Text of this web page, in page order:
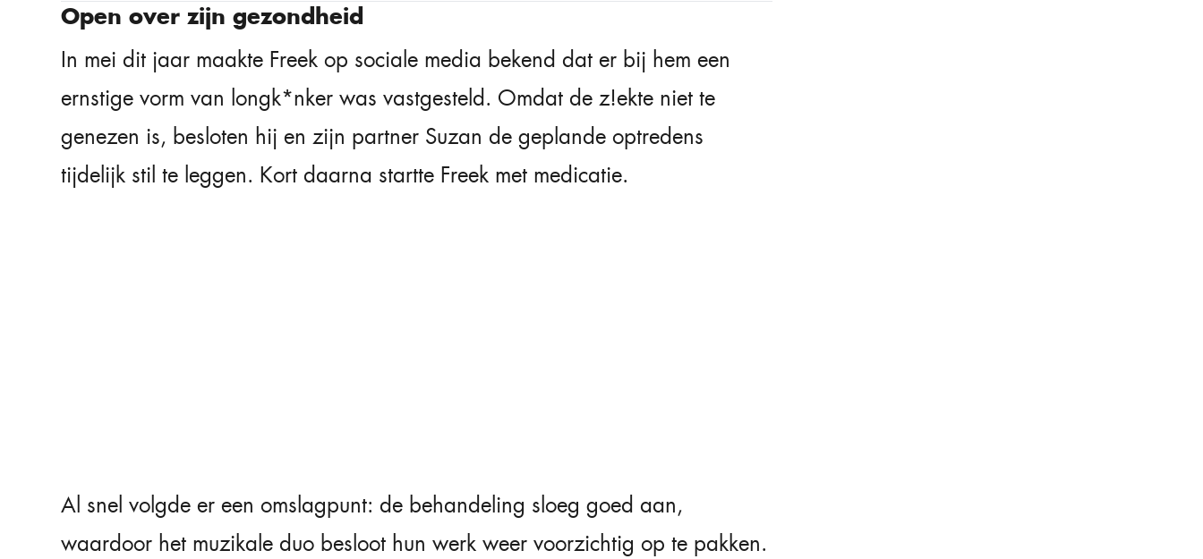
Open over zijn gezondheid
In mei dit jaar maakte Freek op sociale media bekend dat er bij hem een
ernstige vorm van longk*nker was vastgesteld. Omdat de z!ekte niet te
genezen is, besloten hij en zijn partner Suzan de geplande optredens
tijdelijk stil te leggen. Kort daarna startte Freek met medicatie.
Al snel volgde er een omslagpunt: de behandeling sloeg goed aan,
waardoor het muzikale duo besloot hun werk weer voorzichtig op te pakken.